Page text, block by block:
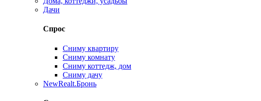
Дачи
Спрос
Сниму квартиру
Сниму комнату
Сниму коттедж, дом
Сниму дачу
NewRealt.Бронь